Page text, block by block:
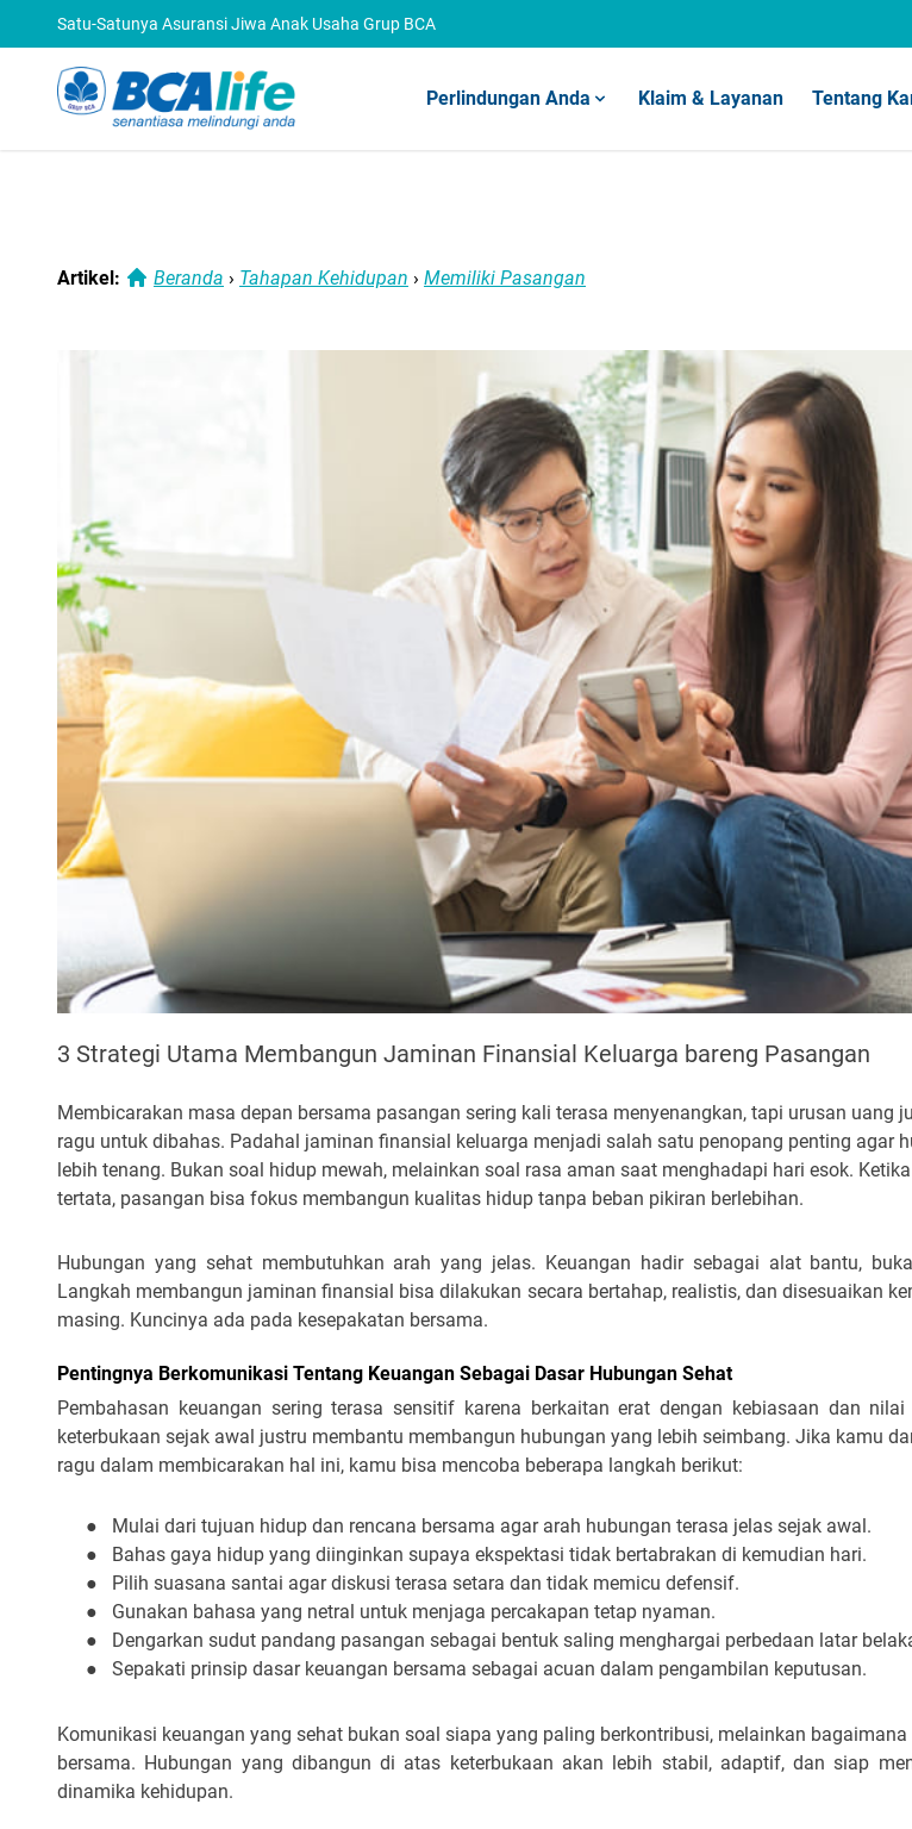
Satu-Satunya Asuransi Jiwa Anak Usaha Grup BCA
Perlindungan Anda Klaim & Layanan Tentang
Artikel: Beranda › Tahapan Kehidupan › Memiliki Pasangan
3 Strategi Utama Membangun Jaminan Finansial Keluarga bareng Pasangan
Membicarakan masa depan bersama pasangan sering kali terasa menyenangkan, tapi urusan uang
ragu untuk dibahas. Padahal jaminan finansial keluarga menjadi salah satu penopang penting agar
lebih tenang. Bukan soal hidup mewah, melainkan soal rasa aman saat menghadapi hari esok.
tertata, pasangan bisa fokus membangun kualitas hidup tanpa beban pikiran berlebihan.
Hubungan yang sehat membutuhkan arah yang jelas. Keuangan hadir sebagai alat bantu,
Langkah membangun jaminan finansial bisa dilakukan secara bertahap, realistis, dan disesuaikan
masing. Kuncinya ada pada kesepakatan bersama.
Pentingnya Berkomunikasi Tentang Keuangan Sebagai Dasar Hubungan Sehat
Pembahasan keuangan sering terasa sensitif karena berkaitan erat dengan kebiasaan dan nilai
keterbukaan sejak awal justru membantu membangun hubungan yang lebih seimbang. Jika kamu
ragu dalam membicarakan hal ini, kamu bisa mencoba beberapa langkah berikut:
●
Mulai dari tujuan hidup dan rencana bersama agar arah hubungan terasa jelas sejak awal.
●
Bahas gaya hidup yang diinginkan supaya ekspektasi tidak bertabrakan di kemudian hari.
●
Pilih suasana santai agar diskusi terasa setara dan tidak memicu defensif.
●
Gunakan bahasa yang netral untuk menjaga percakapan tetap nyaman.
●
Dengarkan sudut pandang pasangan sebagai bentuk saling menghargai perbedaan latar
●
Sepakati prinsip dasar keuangan bersama sebagai acuan dalam pengambilan keputusan.
Komunikasi keuangan yang sehat bukan soal siapa yang paling berkontribusi, melainkan
bersama. Hubungan yang dibangun di atas keterbukaan akan lebih stabil, adaptif, dan siap
dinamika kehidupan.